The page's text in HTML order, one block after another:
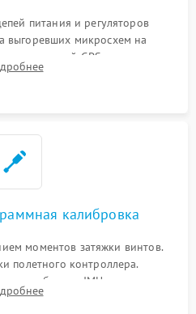
питания и регуляторов
выгоревших микросхем на
модулей GPS
калибровка
моментов затяжки винтов.
полетного контроллера.
калибровка IMU-сенсоров,
и горизонта подвеса